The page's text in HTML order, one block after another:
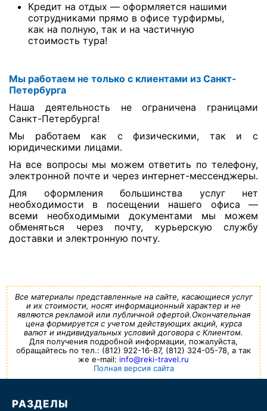
Кредит на отдых — оформляется нашими
сотрудниками прямо в офисе турфирмы,
как на полную, так и на частичную
стоимость тура!
Мы работаем не только с клиентами из Санкт-
Петербурга
Наша деятельность не ограничена границами
Санкт-Петербурга!
Мы работаем как с физическими, так и с
юридическими лицами.
На все вопросы мы можем ответить по телефону,
электронной почте и через интернет-мессенджеры.
Для оформления большинства услуг нет
необходимости в посещении нашего офиса —
всеми необходимыми документами мы можем
обменяться через почту, курьерскую службу
доставки и электронную почту.
Все материалы представленные на сайте, касающиеся услуг
и их стоимости, носят информационный характер и не
являются рекламой или публичной офертой.Окончательная
цена формируется с учетом действующих акций, курса
валют и индивидуальных условий договора с Клиентом.
Для получения подробной информации, пожалуйста,
обращайтесь по тел.: (812) 922-16-87, (812) 324-05-78, а так
же e-mail: info@reki-travel.ru
Полная версия сайта
РАЗДЕЛЫ